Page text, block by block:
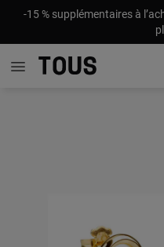
-15 % supplémentaires à